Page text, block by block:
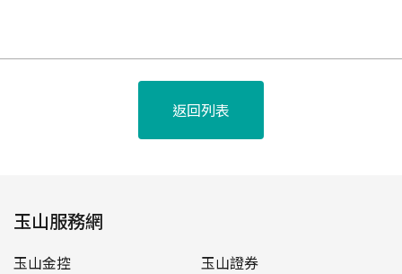
返回列表
玉山服務網
玉山金控
玉山證券